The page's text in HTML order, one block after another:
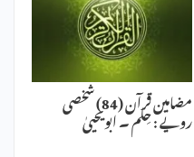
مضامین قرآن (84) شخصی
رویے : حِلم ۔ ابویحییٰ